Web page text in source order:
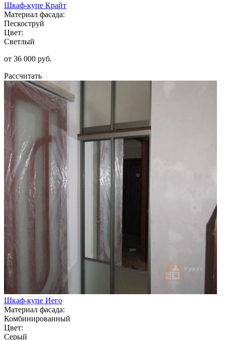
Шкаф-купе Крайт
Материал фасада:
Пескоструй
Цвет:
Светлый
от 36 000 руб.
Рассчитать
Шкаф-купе Иего
Материал фасада:
Комбинированный
Цвет:
Серый